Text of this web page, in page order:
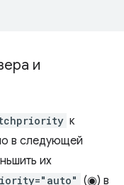
и
к
в следующей
их
(◉) в